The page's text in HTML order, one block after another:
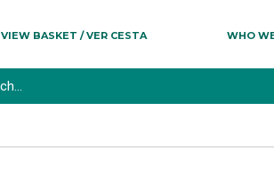
VIEW BASKET / VER CESTA WHO